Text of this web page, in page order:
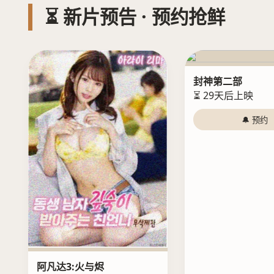
⏳ 新片预告 · 预约抢鲜
阿凡达3:火与烬
封神第二部
⏳ 29天后上映
🔔 预约